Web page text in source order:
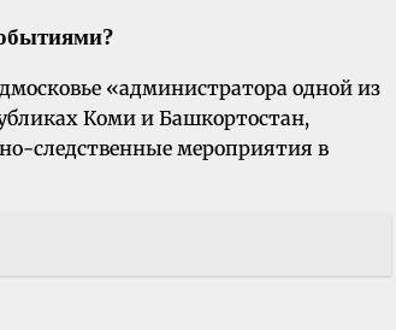
«администратора одной из
Коми и Башкортостан,
следственные мероприятия в